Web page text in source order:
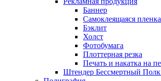
Баннер
Самоклеящаяся пленка
Бэклит
Холст
Фотобумага
Плоттерная резка
Печать и накатка на
Штендер Бессмертный Полк